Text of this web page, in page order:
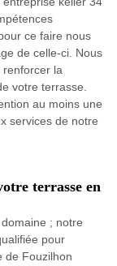
ce faire nous
de celle-ci. Nous
renforcer la
votre terrasse.
au moins une
services de notre
terrasse en
; notre
pour
de Fouzilhon